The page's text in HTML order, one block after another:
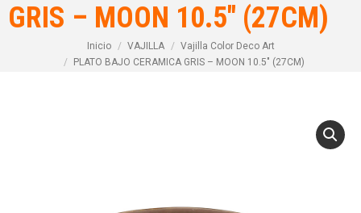
GRIS – MOON 10.5″ (27CM)
Inicio VAJILLA
Vajilla Color Deco Art
PLATO BAJO CERAMICA GRIS – MOON 10.5″ (27CM)